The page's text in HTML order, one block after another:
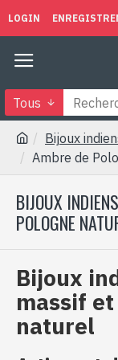
LOGIN
Tous
Bijoux
Ambre de
BIJOUX
POLOGNE
Bijoux
massif
naturel